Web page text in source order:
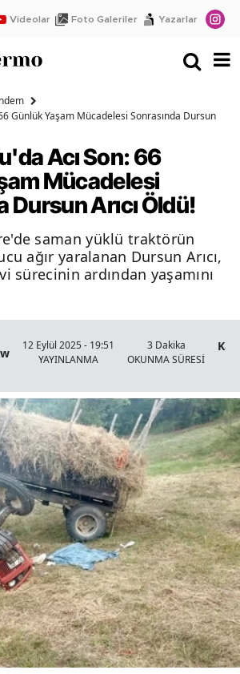
Videolar Foto Galeriler Yazarlar
Günlük Yaşam Mücadelesi Sonrasında Dursun
Acı Son: 66
Mücadelesi
Dursun Arıcı Öldü!
saman yüklü traktörün
ağır yaralanan Dursun Arıcı,
sürecinin ardından yaşamını
12 Eylül 2025 - 19:51
YAYINLANMA
3 Dakika
OKUNMA SÜRESİ